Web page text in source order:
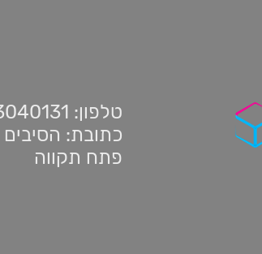
טלפון: 054-3040131
כתובת: הסיבים 25
פתח תקווה